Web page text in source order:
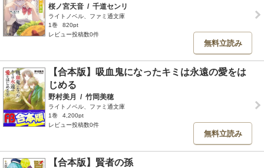
桜ノ宮天音 / 千道センリ
ライトノベル、ファミ通文庫
1巻
820pt
レビュー投稿数0件
無料立読み
【合本版】吸血鬼になったキミは永遠の愛をは
じめる
野村美月 / 竹岡美穂
ライトノベル、ファミ通文庫
1巻
4,200pt
レビュー投稿数0件
無料立読み
【合本版】賢者の孫